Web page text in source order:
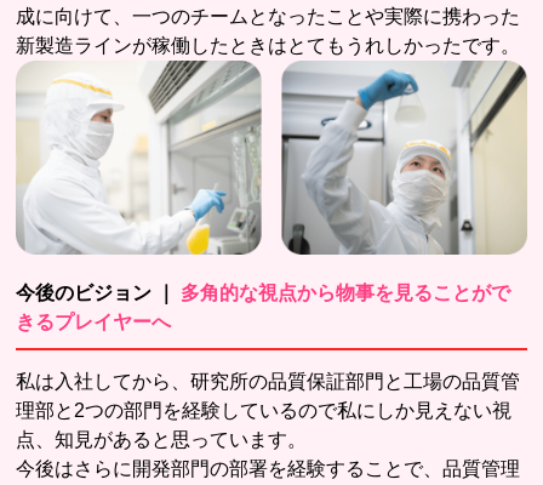
成に向けて、一つのチームとなったことや実際に携わった
新製造ラインが稼働したときはとてもうれしかったです。
今後のビジョン ｜ 多角的な視点から物事を見ることがで
きるプレイヤーへ
私は入社してから、研究所の品質保証部門と工場の品質管
理部と2つの部門を経験しているので私にしか見えない視
点、知見があると思っています。
今後はさらに開発部門の部署を経験することで、品質管理